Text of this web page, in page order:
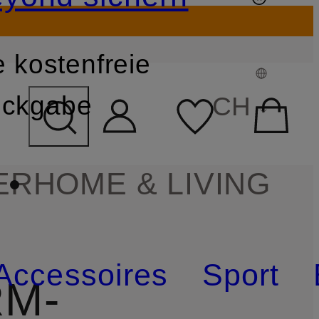
ÜBERSPRINGEN
kostenfreie
CH
HOME & LIVING
Sport